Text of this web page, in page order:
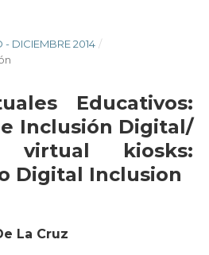
- DICIEMBRE 2014 /
Educativos:
Inclusión Digital/
virtual kiosks:
Digital Inclusion
La Cruz